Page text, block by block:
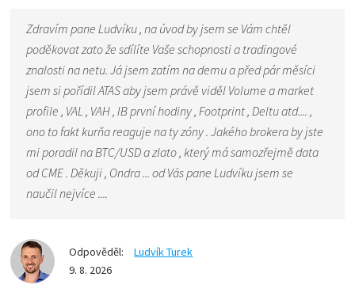
Zdravím pane Ludvíku , na úvod by jsem se Vám chtěl
poděkovat zato že sdílíte Vaše schopnosti a tradingové
znalosti na netu. Já jsem zatím na demu a před pár měsíci
jsem si pořídil ATAS aby jsem právě viděl Volume a market
profile , VAL , VAH , IB první hodiny , Footprint , Deltu atd.... ,
ono to fakt kurňa reaguje na ty zóny . Jakého brokera by jste
mi poradil na BTC/USD a zlato , který má samozřejmě data
od CME . Děkuji , Ondra ... od Vás pane Ludvíku jsem se
naučil nejvíce ....
Odpověděl:
Ludvík Turek
9. 8. 2026